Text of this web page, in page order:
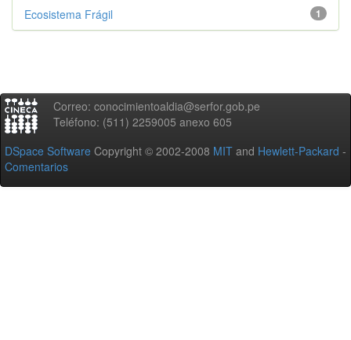
1
Ecosistema Frágil
Correo: conocimientoaldia@serfor.gob.pe
Teléfono: (511) 2259005 anexo 605
DSpace Software Copyright © 2002-2008 MIT and Hewlett-Packard -
Comentarios